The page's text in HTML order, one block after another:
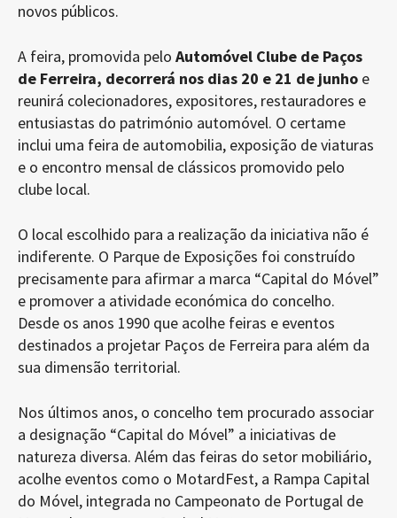
novos públicos.
A feira, promovida pelo Automóvel Clube de Paços
de Ferreira, decorrerá nos dias 20 e 21 de junho e
reunirá colecionadores, expositores, restauradores e
entusiastas do património automóvel. O certame
inclui uma feira de automobilia, exposição de viaturas
e o encontro mensal de clássicos promovido pelo
clube local.
O local escolhido para a realização da iniciativa não é
indiferente. O Parque de Exposições foi construído
precisamente para afirmar a marca “Capital do Móvel”
e promover a atividade económica do concelho.
Desde os anos 1990 que acolhe feiras e eventos
destinados a projetar Paços de Ferreira para além da
sua dimensão territorial.
Nos últimos anos, o concelho tem procurado associar
a designação “Capital do Móvel” a iniciativas de
natureza diversa. Além das feiras do setor mobiliário,
acolhe eventos como o MotardFest, a Rampa Capital
do Móvel, integrada no Campeonato de Portugal de